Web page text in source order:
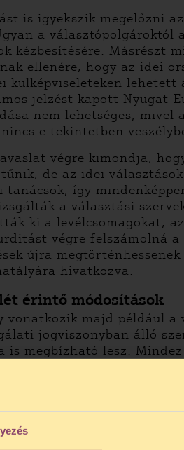
is igyekszik megelőzni
a
kézbesítésére. Másrészt
ellenére, hogy az idei
külképviseleteken
jelzést kapott
nem lehetséges,
e tekintetben
végre kimondja,
de az idei
így
a választási
ki a levélcsomagokat,
végre felszámolná
újra
hivatkozva.
érintő módosítások
vonatkozik majd
jogviszonyban álló
megbízható lesz.
figyelmet igényel
kell tenni,
és mindenfajta vélt
munkáltató saját politikai